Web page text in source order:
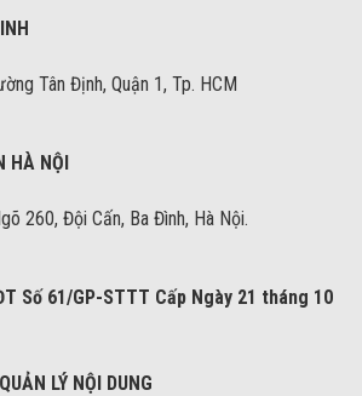
Tân Định, Quận 1, Tp. HCM
HÀ NỘI
260, Đội Cấn, Ba Đình, Hà Nội.
Số 61/GP-STTT Cấp Ngày 21 tháng 10
LÝ NỘI DUNG